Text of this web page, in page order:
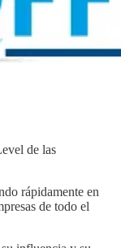
de las
rápidamente en
de todo el